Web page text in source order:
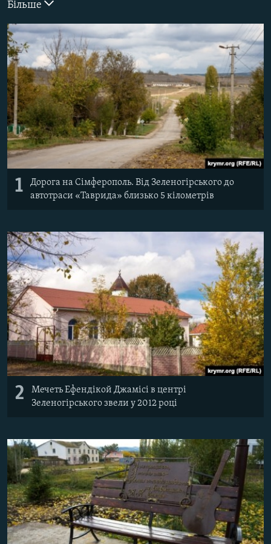
СВІДЧЕННЯ ОКУПАЦІЇ
УКРАЇНСЬКА ПРОБЛЕМА КРИМУ
ІНФОГРАФІКА
Русский
Qırımtatar
ДОЛУЧАЙСЯ!
Усі сайти RFE/RL
Більше
1
Дорога на Сімферополь. Від Зеленогірського до
автотраси «Таврида» близько 5 кілометрів
2
Мечеть Ефендікой Джамісі в центрі
Зеленогірського звели у 2012 році